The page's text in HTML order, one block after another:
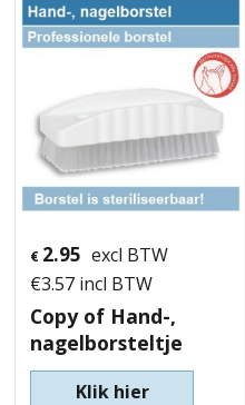
€ 2.95 excl BTW
€3.57 incl BTW
Copy of Hand-,
nagelborsteltje
Klik hier